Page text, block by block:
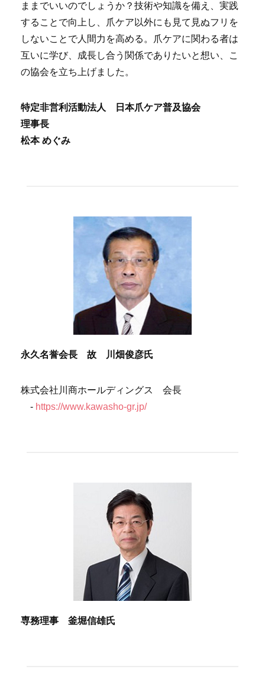
ままでいいのでしょうか？技術や知識を備え、実践
することで向上し、爪ケア以外にも見て見ぬフリを
しないことで人間力を高める。爪ケアに関わる者は
互いに学び、成長し合う関係でありたいと想い、こ
の協会を立ち上げました。
特定非営利活動法人 日本爪ケア普及協会
理事長
松本 めぐみ
永久名誉会長 故 川畑俊彦氏
株式会社川商ホールディングス 会長
- https://www.kawasho-gr.jp/
専務理事 釜堀信雄氏